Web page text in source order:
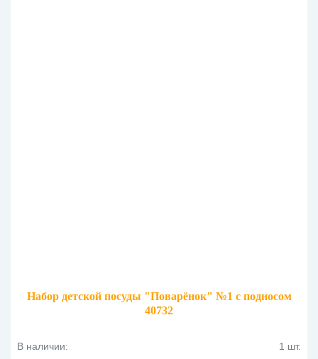
Набор детской посуды "Поварёнок" №1 с подносом
40732
В наличии: 1 шт.